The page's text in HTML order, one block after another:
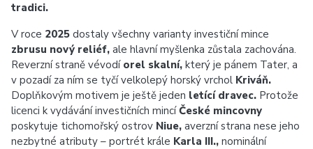
tradici.
V roce 2025 dostaly všechny varianty investiční mince
zbrusu nový reliéf, ale hlavní myšlenka zůstala zachována.
Reverzní straně vévodí orel skalní, který je pánem Tater, a
v pozadí za ním se tyčí velkolepý horský vrchol Kriváň.
Doplňkovým motivem je ještě jeden letící dravec. Protože
licenci k vydávání investičních mincíČeské mincovny
poskytuje tichomořský ostrov Niue, averzní strana nese jeho
nezbytné atributy – portrét krále Karla III., nominální